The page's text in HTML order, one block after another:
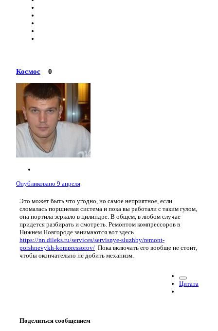
Космос 0
Опубликовано 9 апреля
Это может быть что угодно, но самое неприятное, если
сломалась поршневая система и пока вы работали с таким гулом,
она портила зеркало в цилиндре. В общем, в любом случае
придется разбирать и смотреть. Ремонтом компрессоров в
Нижнем Новгороде занимаются вот здесь
https://nn.dileks.ru/services/servisnye-sluzhby/remont-
porshnevykh-kompressorov/ Пока включать его вообще не стоит,
чтобы окончательно не добить механизм.
Цитата
Поделиться сообщением